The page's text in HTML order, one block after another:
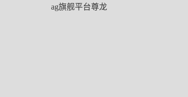
ag旗舰平台尊龙